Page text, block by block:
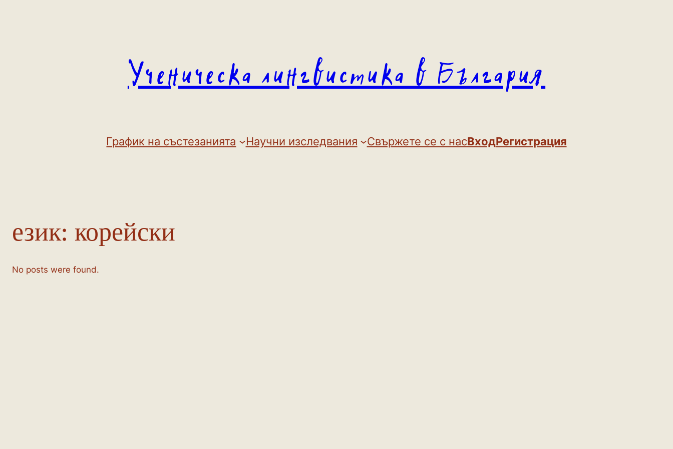
Ученическа лингвистика в България
График на състезанията Научни изследвания Свържете се с насВходРегистрация
език: корейски
No posts were found.